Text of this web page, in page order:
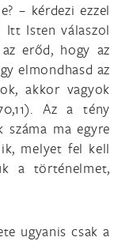
– kérdezi ezzel
Itt Isten válaszol
erőd, hogy az
elmondhasd az
akkor vagyok
Az a tény
ma egyre
melyet fel kell
a történelmet,
ugyanis csak a